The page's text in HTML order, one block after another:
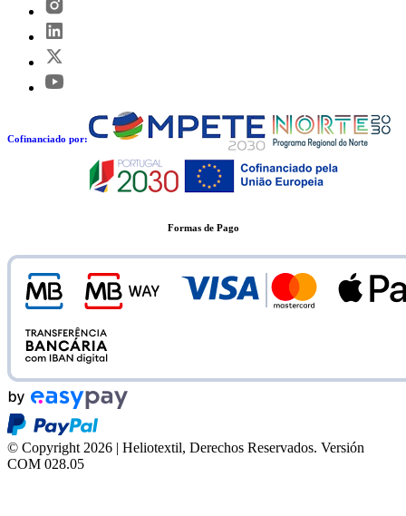
Cofinanciado por:
Formas de Pago
© Copyright 2026 | Heliotextil, Derechos Reservados. Versión
COM 028.05